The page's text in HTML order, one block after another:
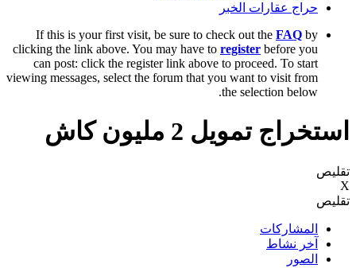
حراج عقارات الخبر
If this is your first visit, be sure to check out the FAQ by
clicking the link above. You may have to register before you
can post: click the register link above to proceed. To start
viewing messages, select the forum that you want to visit from
the selection below.
استخراج تمويل 2 مليون كاش
تقليص
X
تقليص
المشاركات
آخر نشاط
الصور